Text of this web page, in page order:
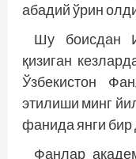
абадий ўрин
Шу боисдан
қизиган
Ўзбекистон
этилиши минг
фанида янги
Фанлар